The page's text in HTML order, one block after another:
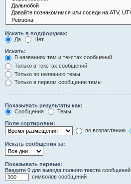
Искать в подфорумах:
Да
Нет
Искать:
В названиях тем и текстах сообщений
Только в текстах сообщений
Только по названию темы
Только в первом сообщении темы
Показывать результаты как:
Сообщения
Темы
Поле сортировки:
по возрастанию
Искать сообщения за:
Показывать первые:
Введите 0 для вывода полного текста сообщений.
символов сообщений